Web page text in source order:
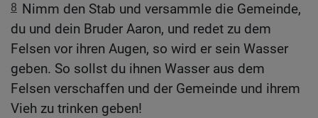
8 Nimm den Stab und versammle die Gemeinde,
du und dein Bruder Aaron, und redet zu dem
Felsen vor ihren Augen, so wird er sein Wasser
geben. So sollst du ihnen Wasser aus dem
Felsen verschaffen und der Gemeinde und ihrem
Vieh zu trinken geben!